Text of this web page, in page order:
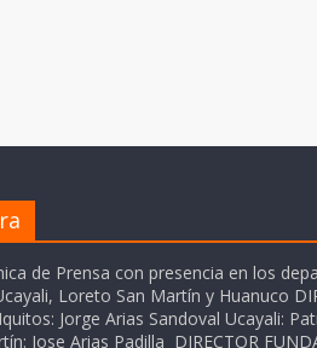
de Prensa con presencia en los
Loreto San Martín y Huanuco
Jorge Arias Sandoval Ucayali:
Jose Arias Padilla DIRECTOR